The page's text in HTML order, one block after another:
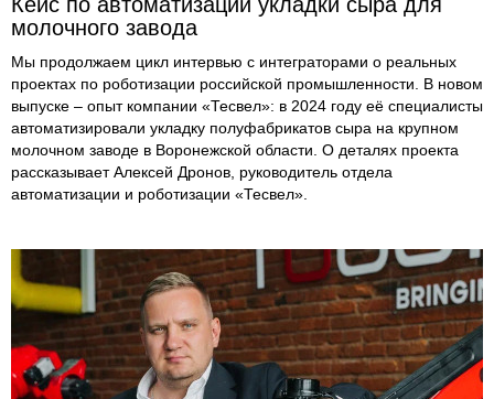
молочного завода
Мы продолжаем цикл интервью с интеграторами о реальных
проектах по роботизации российской промышленности. В новом
выпуске – опыт компании «Тесвел»: в 2024 году её специалисты
автоматизировали укладку полуфабрикатов сыра на крупном
молочном заводе в Воронежской области. О деталях проекта
рассказывает Алексей Дронов, руководитель отдела
автоматизации и роботизации «Тесвел».